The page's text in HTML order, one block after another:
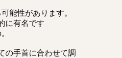
能性があります。
に有名です
の手首に合わせて調